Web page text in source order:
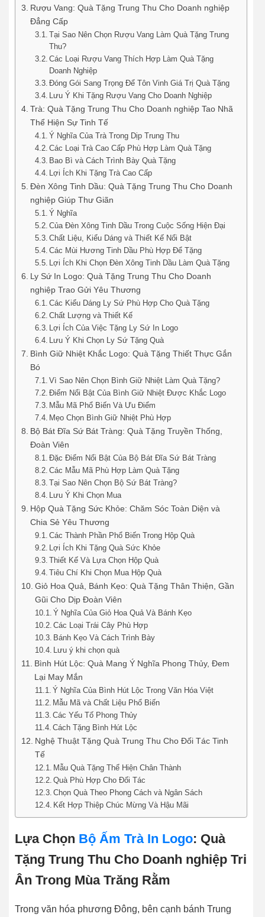
Rượu Vang: Quà Tặng Trung Thu Cho Doanh nghiệp
Đẳng Cấp
Tại Sao Nên Chọn Rượu Vang Làm Quà Tặng Trung
Thu?
Các Loại Rượu Vang Thích Hợp Làm Quà Tặng
Doanh Nghiệp
Đóng Gói Sang Trọng Để Tôn Vinh Giá Trị Quà Tặng
Lưu Ý Khi Tặng Rượu Vang Cho Doanh Nghiệp
Trà: Quà Tặng Trung Thu Cho Doanh nghiệp Tao Nhã
Thể Hiện Sự Tinh Tế
Ý Nghĩa Của Trà Trong Dịp Trung Thu
Các Loại Trà Cao Cấp Phù Hợp Làm Quà Tặng
Bao Bì và Cách Trình Bày Quà Tặng
Lợi Ích Khi Tặng Trà Cao Cấp
Đèn Xông Tinh Dầu: Quà Tặng Trung Thu Cho Doanh
nghiệp Giúp Thư Giãn
Ý Nghĩa
Của Đèn Xông Tinh Dầu Trong Cuộc Sống Hiện Đại
Chất Liệu, Kiểu Dáng và Thiết Kế Nổi Bật
Các Mùi Hương Tinh Dầu Phù Hợp Để Tặng
Lợi Ích Khi Chọn Đèn Xông Tinh Dầu Làm Quà Tặng
Ly Sứ In Logo: Quà Tặng Trung Thu Cho Doanh
nghiệp Trao Gửi Yêu Thương
Các Kiểu Dáng Ly Sứ Phù Hợp Cho Quà Tặng
Chất Lượng và Thiết Kế
Lợi Ích Của Việc Tặng Ly Sứ In Logo
Lưu Ý Khi Chọn Ly Sứ Tặng Quà
Bình Giữ Nhiệt Khắc Logo: Quà Tặng Thiết Thực Gắn
Bó
Vì Sao Nên Chọn Bình Giữ Nhiệt Làm Quà Tặng?
Điểm Nổi Bật Của Bình Giữ Nhiệt Được Khắc Logo
Mẫu Mã Phổ Biến Và Ưu Điểm
Mẹo Chọn Bình Giữ Nhiệt Phù Hợp
Bộ Bát Đĩa Sứ Bát Tràng: Quà Tặng Truyền Thống,
Đoàn Viên
Đặc Điểm Nổi Bật Của Bộ Bát Đĩa Sứ Bát Tràng
Các Mẫu Mã Phù Hợp Làm Quà Tặng
Tại Sao Nên Chọn Bộ Sứ Bát Tràng?
Lưu Ý Khi Chọn Mua
Hộp Quà Tặng Sức Khỏe: Chăm Sóc Toàn Diện và
Chia Sẻ Yêu Thương
Các Thành Phần Phổ Biến Trong Hộp Quà
Lợi Ích Khi Tặng Quà Sức Khỏe
Thiết Kế Và Lựa Chọn Hộp Quà
Tiêu Chí Khi Chọn Mua Hộp Quà
Giỏ Hoa Quả, Bánh Kẹo: Quà Tặng Thân Thiện, Gần
Gũi Cho Dịp Đoàn Viên
Ý Nghĩa Của Giỏ Hoa Quả Và Bánh Kẹo
Các Loại Trái Cây Phù Hợp
Bánh Kẹo Và Cách Trình Bày
Lưu ý khi chọn quà
Bình Hút Lộc: Quà Mang Ý Nghĩa Phong Thủy, Đem
Lại May Mắn
Ý Nghĩa Của Bình Hút Lộc Trong Văn Hóa Việt
Mẫu Mã và Chất Liệu Phổ Biến
Các Yếu Tố Phong Thủy
Cách Tặng Bình Hút Lộc
Nghệ Thuật Tặng Quà Trung Thu Cho Đối Tác Tinh
Tế
Mẫu Quà Tặng Thể Hiện Chân Thành
Quà Phù Hợp Cho Đối Tác
Chọn Quà Theo Phong Cách và Ngân Sách
Kết Hợp Thiệp Chúc Mừng Và Hậu Mãi
Lựa Chọn Bộ Ấm Trà In Logo: Quà
Tặng Trung Thu Cho Doanh nghiệp Tri
Ân Trong Mùa Trăng Rằm
Trong văn hóa phương Đông, bên cạnh bánh Trung